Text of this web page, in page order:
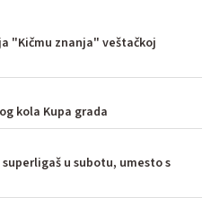
"Kičmu znanja" veštačkoj
kola Kupa grada
u subotu, umesto s